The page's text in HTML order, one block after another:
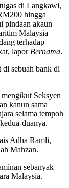
di Langkawi,
hingga
pindaan akaun
Malaysia
terhadap
lapor Bernama.
di sebuah bank di
Seksyen
kanun sama
selama tempoh
duanya.
Adha Ramli,
Mahzan.
sebanyak
Malaysia.